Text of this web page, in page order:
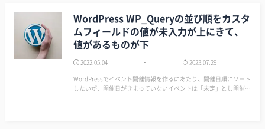
WordPress WP_Queryの並び順をカスタ
ムフィールドの値が未入力が上にきて、
値があるものが下
2022.05.04
2023.07.29
WordPressでイベント開催情報を作るにあたり、開催日順にソート
したいが、開催日がきまっていないイベントは「未定」とし開催日